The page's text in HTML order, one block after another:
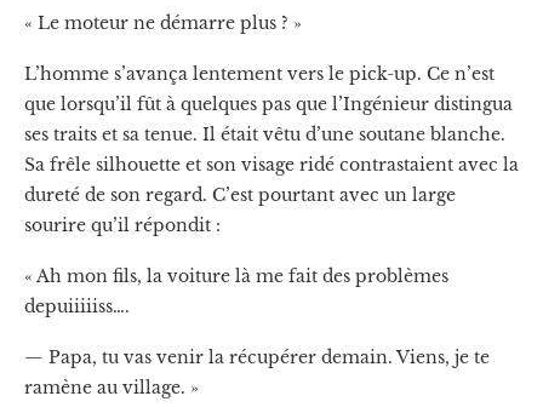
« Le moteur ne démarre plus ? »
L’homme s’avança lentement vers le pick-up. Ce n’est
que lorsqu’il fût à quelques pas que l’Ingénieur distingua
ses traits et sa tenue. Il était vêtu d’une soutane blanche.
Sa frêle silhouette et son visage ridé contrastaient avec la
dureté de son regard. C’est pourtant avec un large
sourire qu’il répondit :
« Ah mon fils, la voiture là me fait des problèmes
depuiiiiiss….
— Papa, tu vas venir la récupérer demain. Viens, je te
ramène au village. »